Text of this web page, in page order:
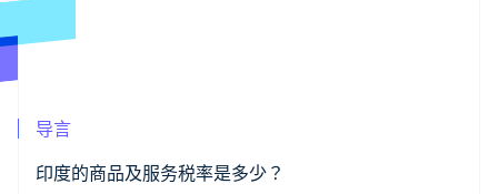
导言
印度的商品及服务税率是多少？